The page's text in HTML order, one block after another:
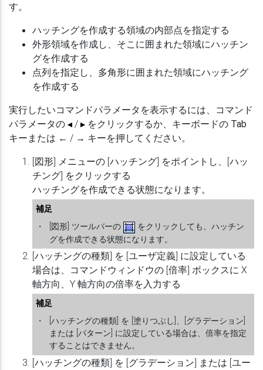
す。
ハッチングを作成する領域の内部点を指定する
外形領域を作成し、そこに囲まれた領域にハッチン
グを作成する
点列を指定し、多角形に囲まれた領域にハッチング
を作成する
実行したいコマンドパラメータを表示するには、コマンド
パラメータの
/ をクリックするか、キーボードの Tab
キーまたは ← / → キーを押してください。
[図形] メニューの [ハッチング] をポイントし、[ハッ
チング] をクリックする
ハッチングを作成できる状態になります。
補足
・
[図形] ツールバーの
をクリックしても、ハッチン
グを作成できる状態になります。
[ハッチングの種類] を [ユーザ定義] に設定している
場合は、コマンドウィンドウの [倍率] ボックスに X
軸方向、Y 軸方向の倍率を入力する
補足
・
[ハッチングの種類] を [塗りつぶし]、[グラデーション]
または [パターン] に設定している場合は、倍率を指定
することはできません。
[ハッチングの種類] を [グラデーション] または [ユー